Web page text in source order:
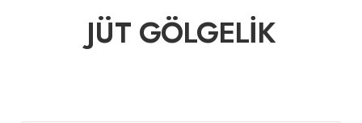
JÜT GÖLGELİK